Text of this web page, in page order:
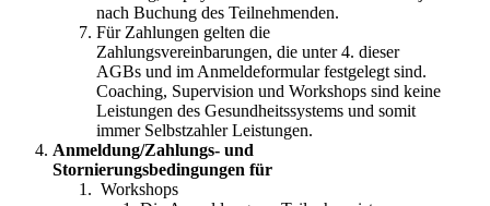
nach Buchung des Teilnehmenden.
Für Zahlungen gelten die
Zahlungsvereinbarungen, die unter 4. dieser
AGBs und im Anmeldeformular festgelegt sind.
Coaching, Supervision und Workshops sind keine
Leistungen des Gesundheitssystems und somit
immer Selbstzahler Leistungen.
Anmeldung/Zahlungs- und
Stornierungsbedingungen für
Workshops